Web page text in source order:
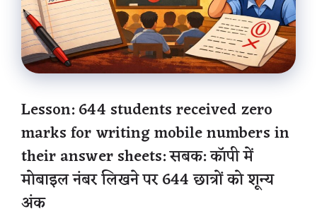
Lesson: 644 students received zero
marks for writing mobile numbers in
their answer sheets: सबक: कॉपी में
मोबाइल नंबर लिखने पर 644 छात्रों को शून्य
अंक